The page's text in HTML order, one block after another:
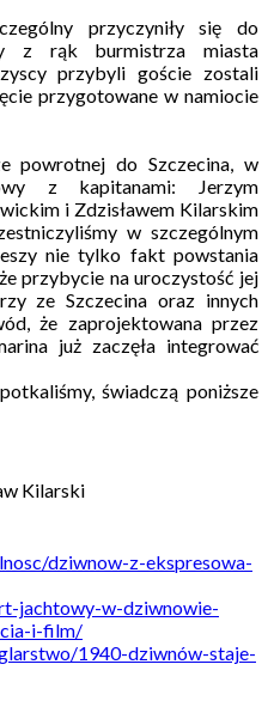
przyczyniły się do
z rąk burmistrza miasta
przybyli goście zostali
przygotowane w namiocie
powrotnej do Szczecina, w
z kapitanami: Jerzym
i Zdzisławem Kilarskim
w szczególnym
nie tylko fakt powstania
przybycie na uroczystość jej
ze Szczecina oraz innych
że zaprojektowana przez
już zaczęła integrować
świadczą poniższe
Kilarski
dziwnow-z-ekspresowa-
jachtowy-w-dziwnowie-
i-film/
1940-dziwnów-staje-